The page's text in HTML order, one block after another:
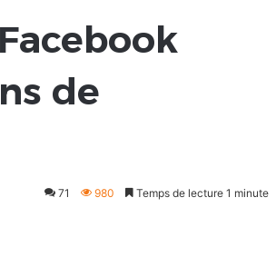
de
71 980 Temps de lecture 1 minute